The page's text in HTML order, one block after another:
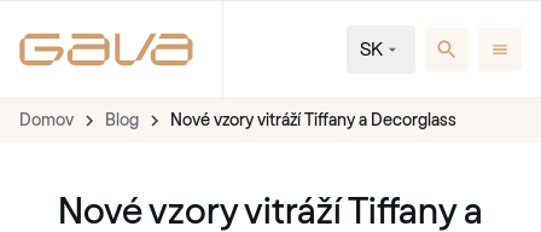
SK
Domov Blog Nové vzory vitráží Tiffany a Decorglass
Nové vzory vitráží Tiffany a